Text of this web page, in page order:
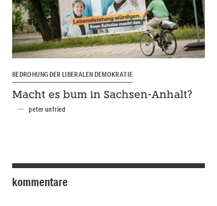
BEDROHUNG DER LIBERALEN DEMOKRATIE
Macht es bum in Sachsen-Anhalt?
peter unfried
kommentare